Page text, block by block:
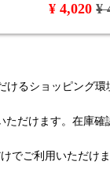
¥ 4,020¥
るショッピング環
だけます。在庫
でご利用いただけま